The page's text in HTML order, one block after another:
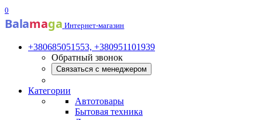
0
Balamaga Интернет-магазин
+380685051553, +380951101939
Обратный звонок
Связаться с менеджером
Категории
Автотовары
Бытовая техника